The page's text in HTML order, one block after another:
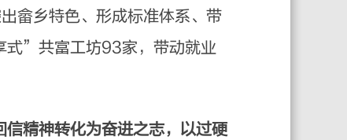
畲乡特色、形成标准体系、带
式”共富工坊93家，带动就业
精神转化为奋进之志，以过硬